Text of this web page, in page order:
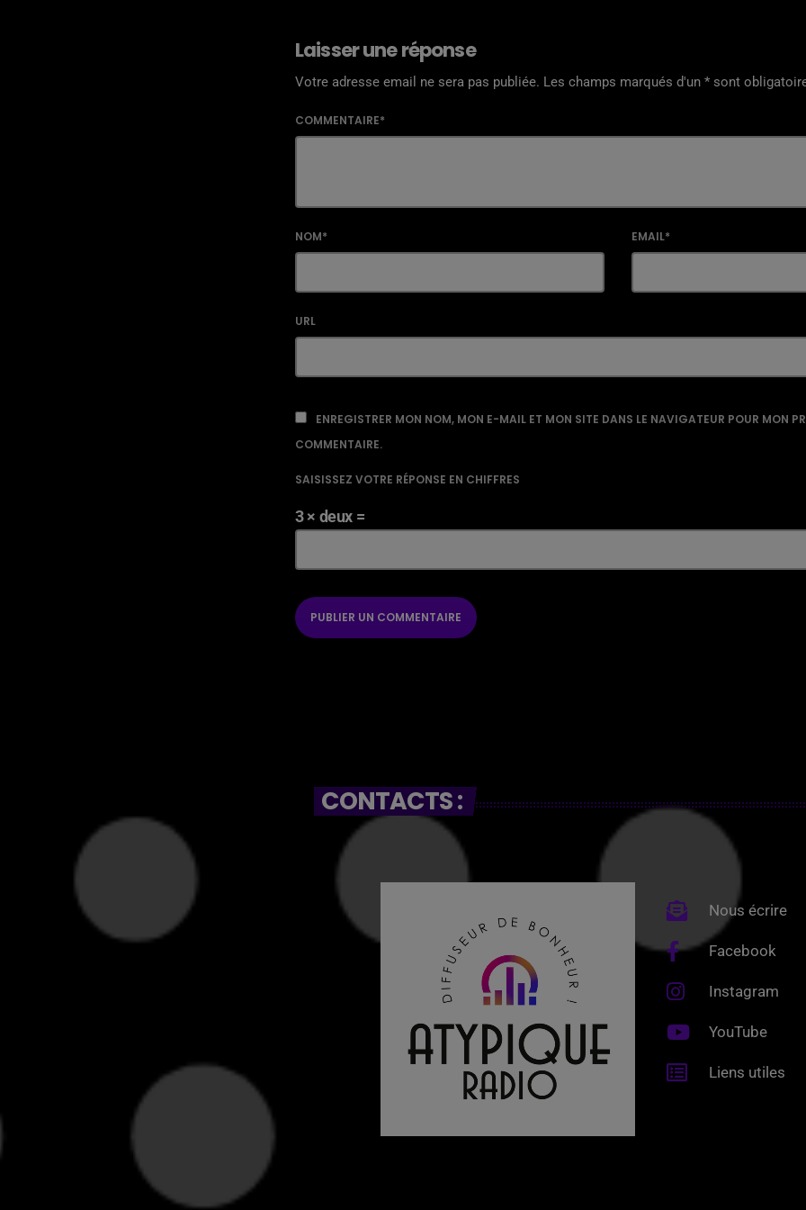
Laisser une réponse
Votre adresse email ne sera pas publiée. Les champs marqués d'un * sont
COMMENTAIRE*
NOM* EMAIL*
URL
ENREGISTRER MON NOM, MON E-MAIL ET MON SITE DANS LE NAVIGATEUR POUR MON
COMMENTAIRE.
SAISISSEZ VOTRE RÉPONSE EN CHIFFRES
3 × deux =
CONTACTS :
Nous écrire
Facebook
Instagram
YouTube
Liens utiles